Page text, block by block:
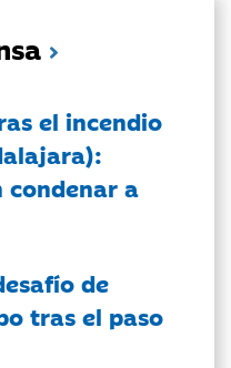
el incendio
condenar a
de
tras el paso